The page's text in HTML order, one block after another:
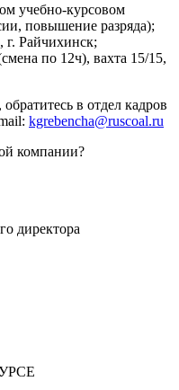
учебно-курсовом
повышение разряда);
г. Райчихинск;
по 12ч), вахта 15/15,
в отдел кадров
kgrebencha@ruscoal.ru
компании?
директора